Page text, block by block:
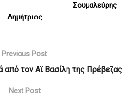
Σουμαλεύρης
Δημήτριος
Previous Post
από τον Αϊ Βασίλη της Πρέβεζας
Next Post